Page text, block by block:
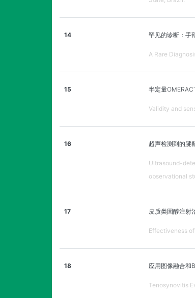
14 罕见的诊断：手
A Rare
15 半定量
Validity and
16 超声检测到的腱
Ultrasound-
observational
17 皮质类固醇注射
Effectiveness
18 应用图像融合和
Tenosynovitis